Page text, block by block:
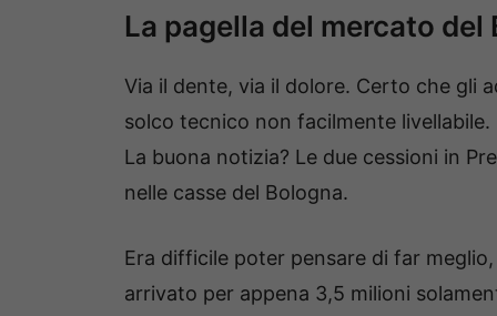
La pagella del mercato
Via il dente, via il dolore. Certo che gli
solco tecnico non facilmente livellabile.
La buona notizia? Le due cessioni in
nelle casse del Bologna.
Era difficile poter pensare di far
arrivato per appena 3,5 milioni